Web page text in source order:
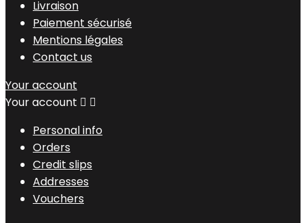
Livraison
Paiement sécurisé
Mentions légales
Contact us
Your account
Your account  
Personal info
Orders
Credit slips
Addresses
Vouchers